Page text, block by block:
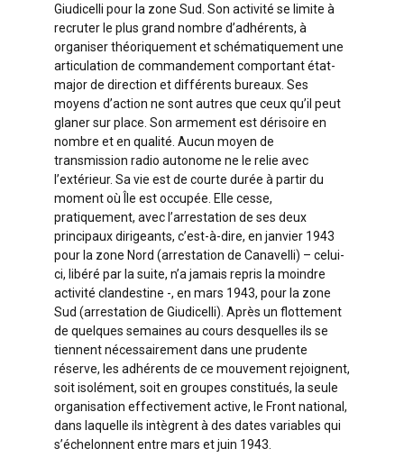
Giudicelli pour la zone Sud. Son activité se limite à
recruter le plus grand nombre d’adhérents, à
organiser théoriquement et schématiquement une
articulation de commandement comportant état-
major de direction et différents bureaux. Ses
moyens d’action ne sont autres que ceux qu’il peut
glaner sur place. Son armement est dérisoire en
nombre et en qualité. Aucun moyen de
transmission radio autonome ne le relie avec
l’extérieur. Sa vie est de courte durée à partir du
moment où Île est occupée. Elle cesse,
pratiquement, avec l’arrestation de ses deux
principaux dirigeants, c’est-à-dire, en janvier 1943
pour la zone Nord (arrestation de Canavelli) – celui-
ci, libéré par la suite, n’a jamais repris la moindre
activité clandestine -, en mars 1943, pour la zone
Sud (arrestation de Giudicelli). Après un flottement
de quelques semaines au cours desquelles ils se
tiennent nécessairement dans une prudente
réserve, les adhérents de ce mouvement rejoignent,
soit isolément, soit en groupes constitués, la seule
organisation effectivement active, le Front national,
dans laquelle ils intègrent à des dates variables qui
s’échelonnent entre mars et juin 1943.